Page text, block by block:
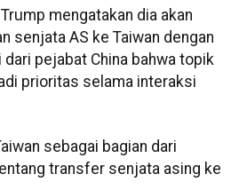
mengatakan dia akan
senjata AS ke Taiwan dengan
dari pejabat China bahwa topik
prioritas selama interaksi
sebagai bagian dari
transfer senjata asing ke